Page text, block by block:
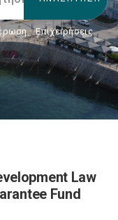
, Επιχειρήσεις
Law
Fund